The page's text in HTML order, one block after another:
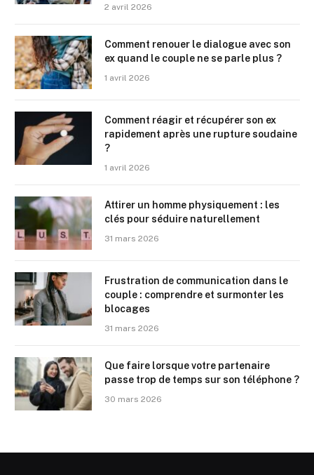
2 avril 2026
Comment renouer le dialogue avec son
ex quand le couple ne se parle plus ?
1 avril 2026
Comment réagir et récupérer son ex
rapidement après une rupture soudaine
?
1 avril 2026
Attirer un homme physiquement : les
clés pour séduire naturellement
31 mars 2026
Frustration de communication dans le
couple : comprendre et surmonter les
blocages
31 mars 2026
Que faire lorsque votre partenaire
passe trop de temps sur son téléphone ?
30 mars 2026